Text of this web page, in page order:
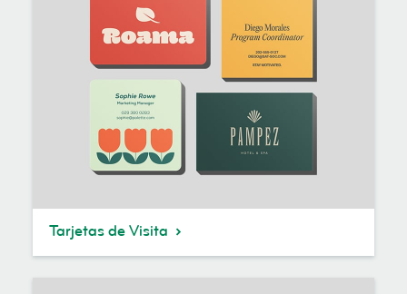
Tarjetas de Visita